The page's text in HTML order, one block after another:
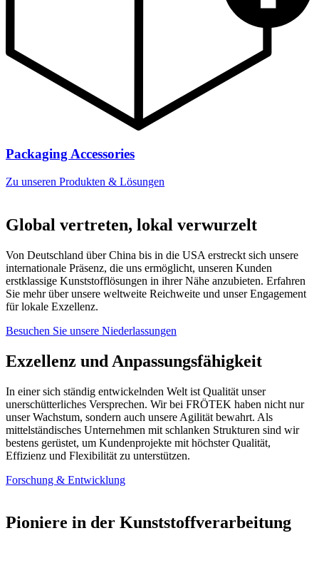
Packaging Accessories
Zu unseren Produkten & Lösungen
Global vertreten, lokal verwurzelt
Von Deutschland über China bis in die USA erstreckt sich unsere
internationale Präsenz, die uns ermöglicht, unseren Kunden
erstklassige Kunststofflösungen in ihrer Nähe anzubieten. Erfahren
Sie mehr über unsere weltweite Reichweite und unser Engagement
für lokale Exzellenz.
Besuchen Sie unsere Niederlassungen
Exzellenz und Anpassungsfähigkeit
In einer sich ständig entwickelnden Welt ist Qualität unser
unerschütterliches Versprechen. Wir bei FRÖTEK haben nicht nur
unser Wachstum, sondern auch unsere Agilität bewahrt. Als
mittelständisches Unternehmen mit schlanken Strukturen sind wir
bestens gerüstet, um Kundenprojekte mit höchster Qualität,
Effizienz und Flexibilität zu unterstützen.
Forschung & Entwicklung
Pioniere in der Kunststoffverarbeitung